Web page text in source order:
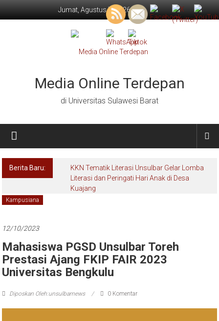
Jumat, Agustus 7, 2026
Media Online Terdepan
di Universitas Sulawesi Barat
Berita Baru:
KKN Tematik Literasi Unsulbar Gelar Lomba
Literasi dan Peringati Hari Anak di Desa
Kuajang
Kampusiana
12/10/2023
Mahasiswa PGSD Unsulbar Toreh
Prestasi Ajang FKIP FAIR 2023
Universitas Bengkulu
Diposkan Oleh:unsulbarnews 0 Komentar